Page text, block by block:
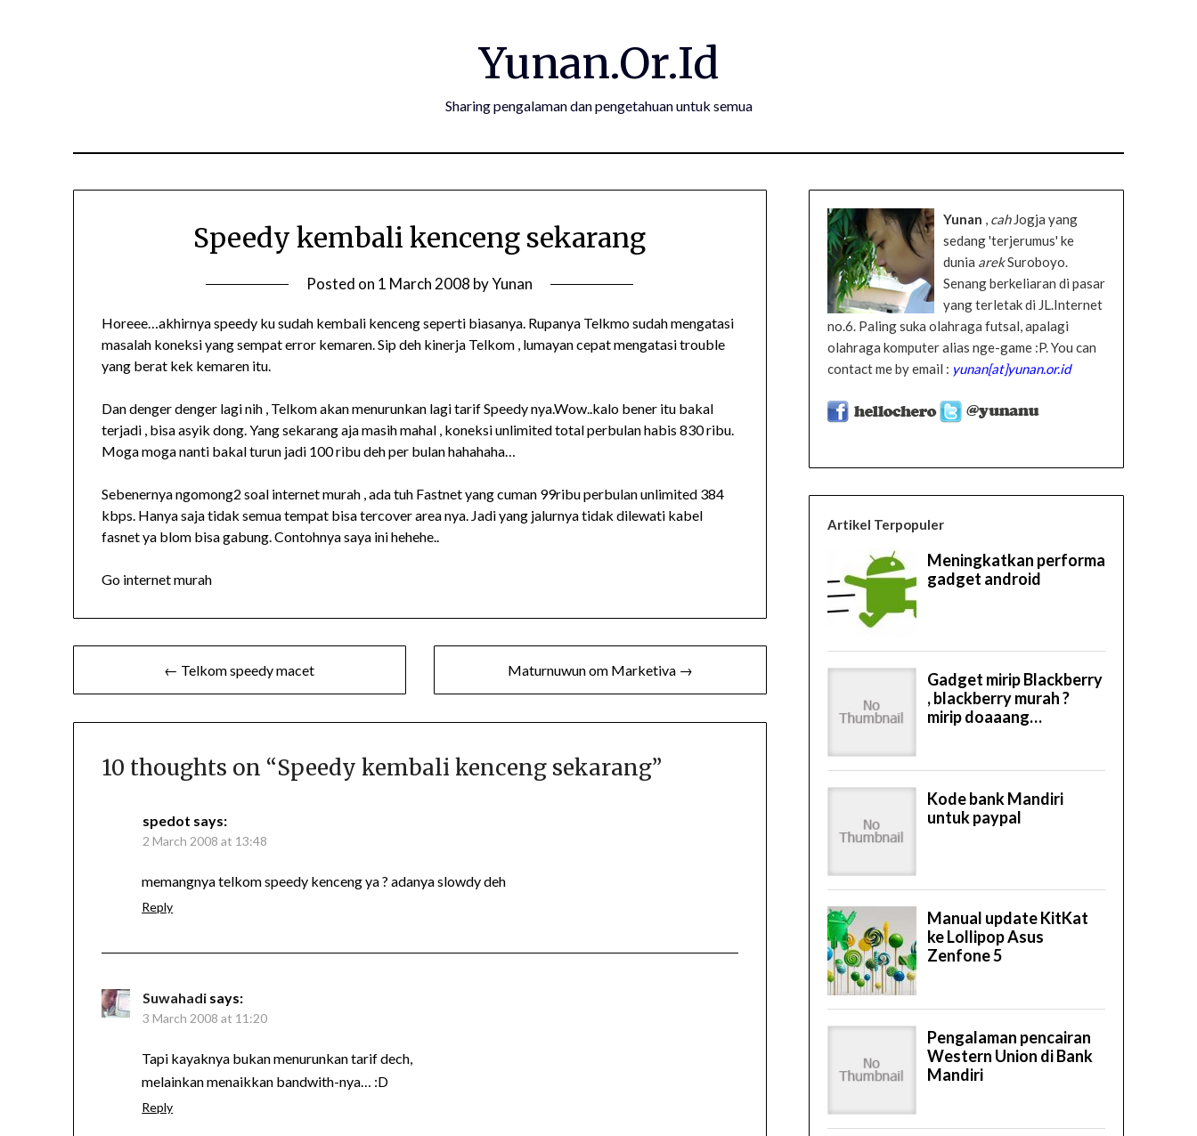
Yunan.Or.Id
Sharing pengalaman dan pengetahuan untuk semua
Speedy kembali kenceng sekarang
Posted on 1 March 2008 byYunan
Horeee…akhirnya speedy ku sudah kembali kenceng seperti biasanya. Rupanya Telkmo sudah mengatasi
masalah koneksi yang sempat error kemaren. Sip deh kinerja Telkom , lumayan cepat mengatasi trouble
yang berat kek kemaren itu.
Dan denger denger lagi nih , Telkom akan menurunkan lagi tarif Speedy nya.Wow..kalo bener itu bakal
terjadi , bisa asyik dong. Yang sekarang aja masih mahal , koneksi unlimited total perbulan habis 830 ribu.
Moga moga nanti bakal turun jadi 100 ribu deh per bulan hahahaha…
Sebenernya ngomong2 soal internet murah , ada tuh Fastnet yang cuman 99ribu perbulan unlimited 384
kbps. Hanya saja tidak semua tempat bisa tercover area nya. Jadi yang jalurnya tidak dilewati kabel
fasnet ya blom bisa gabung. Contohnya saya ini hehehe..
Go internet murah
navigation
← Telkom speedy macet Maturnuwun om Marketiva →
10 thoughts on “Speedy kembali kenceng sekarang”
spedot says:
2 March 2008 at 13:48
memangnya telkom speedy kenceng ya ? adanya slowdy deh
Reply
Suwahadi says:
3 March 2008 at 11:20
Tapi kayaknya bukan menurunkan tarif dech,
melainkan menaikkan bandwith-nya… :D
Reply
Yunan , cahJogja yang
sedang 'terjerumus' ke
dunia arekSuroboyo.
Senang berkeliaran di pasar
yang terletak di JL.Internet
no.6. Paling suka olahraga futsal, apalagi
olahraga komputer alias nge-game :P. You can
contact me by email : yunan[at]yunan.or.id
Artikel Terpopuler